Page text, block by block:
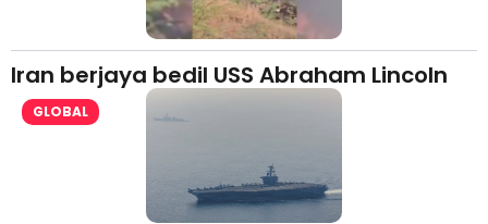
Iran berjaya bedil USS Abraham Lincoln
GLOBAL